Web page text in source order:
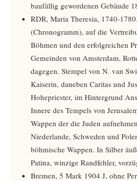
baufällig gewordenen Gebäude
RDR, Maria Theresia, 1740-
(Chronogramm), auf die
Böhmen und den erfolgreichen
Gemeinden von Amsterdam,
dagegen. Stempel von N. van
Kaiserin, daneben Caritas und
Hohepriester, im Hintergrund
Innere des Tempels von
Wappen der die Juden
Niederlande, Schweden und
böhmische Wappen. In Silber
Patina, winzige Randfehler,
Bremen, 5 Mark 1904 J, ohne